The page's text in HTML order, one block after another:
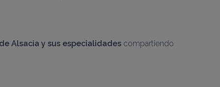
Alsacia y sus especialidades compartiendo